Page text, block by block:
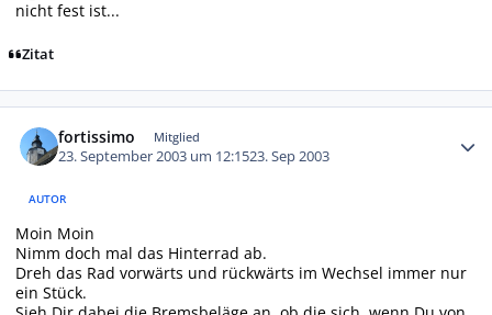
nicht fest ist...
Zitat
fortissimo Mitglied
23. September 2003 um 12:1523. Sep 2003
AUTOR
Moin Moin
Nimm doch mal das Hinterrad ab.
Dreh das Rad vorwärts und rückwärts im Wechsel immer nur
ein Stück.